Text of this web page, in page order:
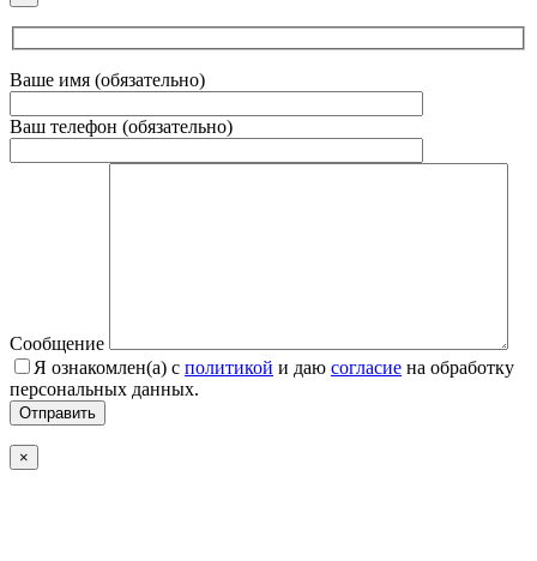
Ваше имя (обязательно)
Ваш телефон (обязательно)
Сообщение
Я ознакомлен(а) с политикой и даю согласие на обработку
персональных данных.
Отправить
×